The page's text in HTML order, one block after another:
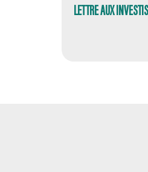
LETTRE AUX